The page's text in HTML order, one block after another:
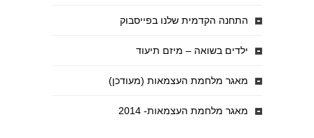
התחנה הקדמית שלנו בפייסבוק
ילדים בשואה – מיזם תיעוד
מאגר מלחמת העצמאות (מעודכן)
מאגר מלחמת העצמאות- 2014